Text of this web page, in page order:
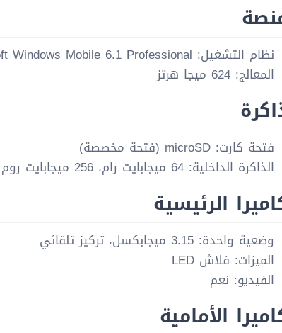
نظام التشغيل: Microsoft Windows Mobile 6.1 Professional
المعالج: 624 ميجا هرتز
فتحة كارت: microSD (فتحة مخصصة)
الذاكرة الداخلية: 64 ميجابايت رام، 256 ميجابايت روم
الرئيسية
وضعية واحدة: 3.15 ميجابكسل، تركيز تلقائي
الميزات: فلاش LED
الفيديو: نعم
الأمامية